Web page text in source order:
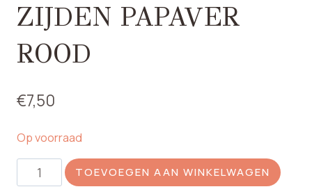
ZIJDEN PAPAVER
ROOD
€7,50
Op voorraad
Zijden
Papaver
TOEVOEGEN AAN WINKELWAGEN